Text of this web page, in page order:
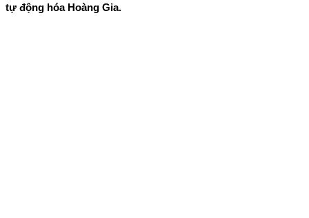
tự động hóa Hoàng Gia.